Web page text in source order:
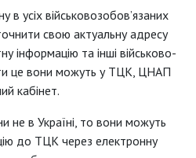
в усіх військовозобов’язаних
свою актуальну адресу
інформацію та інші військово-
це вони можуть у ТЦК, ЦНАП
кабінет.
не в Україні, то вони можуть
до ТЦК через електронну